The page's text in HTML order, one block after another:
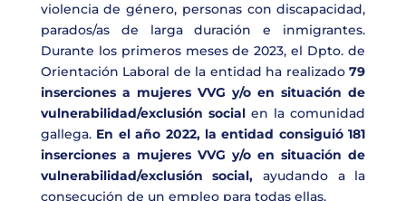
violencia de género, personas con discapacidad,
parados/as de larga duración e inmigrantes.
Durante los primeros meses de 2023, el Dpto. de
Orientación Laboral de la entidad ha realizado79
inserciones a mujeres VVG y/o en situación de
vulnerabilidad/exclusión socialen la comunidad
gallega. En el año 2022, la entidad consiguió 181
inserciones a mujeres VVG y/o en situación de
vulnerabilidad/exclusión social, ayudando a la
consecución de un empleo para todas ellas.